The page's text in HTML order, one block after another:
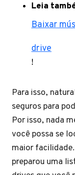
Leia
Baixar
drive
!
Para isso,
seguros para
Por isso, nada
você possa se
maior
preparou uma